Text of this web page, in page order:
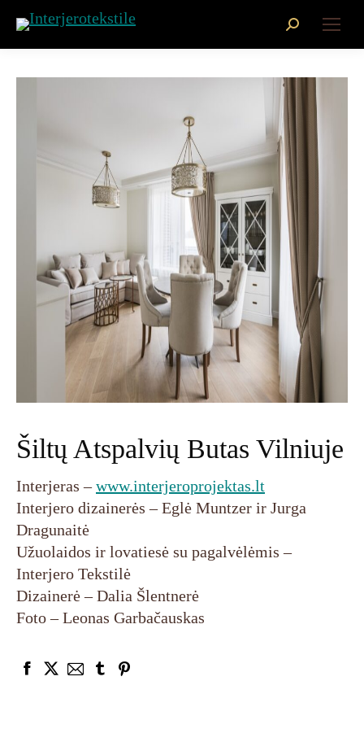
Search:
Šiltų Atspalvių Butas Vilniuje
Interjeras –www.interjeroprojektas.lt
Interjero dizainerės – Eglė Muntzer ir Jurga
Dragunaitė
Užuolaidos ir lovatiesė su pagalvėlėmis –
Interjero Tekstilė
Dizainerė – Dalia Šlentnerė
Foto – Leonas Garbačauskas
Facebook
X TumblrPinterest